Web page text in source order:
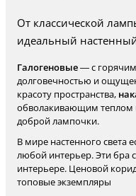
От классической
идеальный
Галогеновые— с
долговечностью и
красоту пространства,
обволакивающим теплом
доброй лампочки.
В мире настенного света
любой интерьер. Эти бра
интерьере. Ценовой
топовые экземпляры